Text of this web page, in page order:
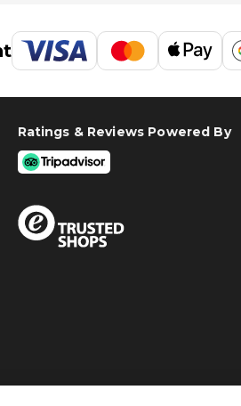
Ratings & Reviews Powered By